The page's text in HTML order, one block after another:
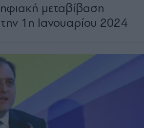
μεταβίβαση
1η Ιανουαρίου 2024